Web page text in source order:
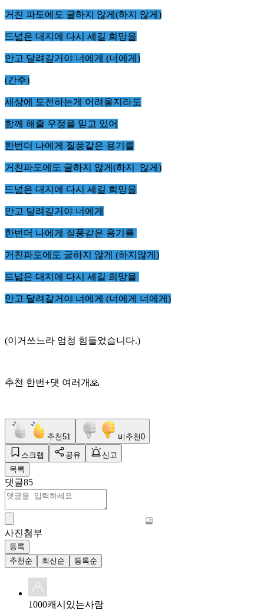
거친 파도에도 굴하지 않게(하지 않게)
드넖은 대지에 다시 세길 희망을
안고 달려갈거야 너에게 (너에게)
(간주)
세상에 도전하는게 어려울지라도
함께 해줄 우정을 믿고 있어
한번더 나에게 질풍같은 용기를
거친파도에도 굴하지 않게(하지 않게)
드넖은 대지에 다시 세길 희망을
안고 달려갈거야 너에게
한번더 나에게 질풍같은 용기를
거친파도에도 굴하지 않게 (하지않게)
드넖은 대지에 다시 세길 희망을
안고 달려갈거야 너에게 (너에게 너에게)
(이거쓰느라 엄청 힘들었습니다.)
추천 한번+댓 여러개🙏
추천51 비추천0
스크랩 공유
신고
목록
댓글85
사진첨부
등록
추천순
최신순 등록순
1000캐시있는사람